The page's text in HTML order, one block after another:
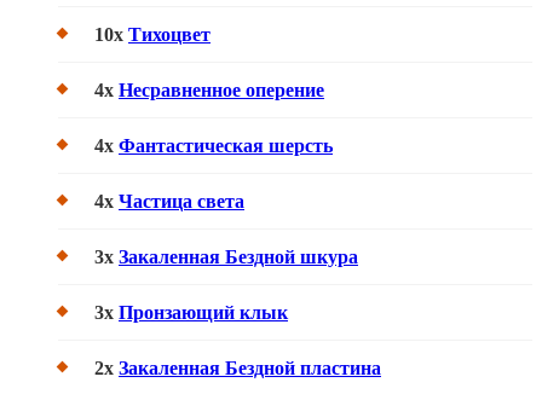
10x Тихоцвет
4x Несравненное оперение
4x Фантастическая шерсть
4x Частица света
3x Закаленная Бездной шкура
3x Пронзающий клык
2x Закаленная Бездной пластина